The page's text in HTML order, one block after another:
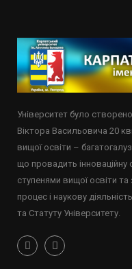
Університет було
Віктора Васильовича 20
вищої освіти –
що провадить інноваційну
ступенями вищої освіти
процес і наукову
та Статуту Університету.